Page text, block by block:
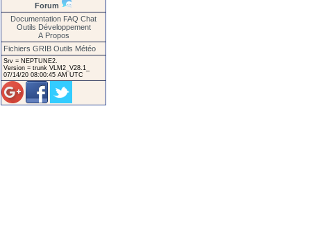
Forum
Documentation FAQ Chat
Outils Développement
A Propos
Fichiers GRIB Outils Météo
Srv = NEPTUNE2.
Version = trunk VLM2_V28.1_
07/14/20 08:00:45 AM UTC